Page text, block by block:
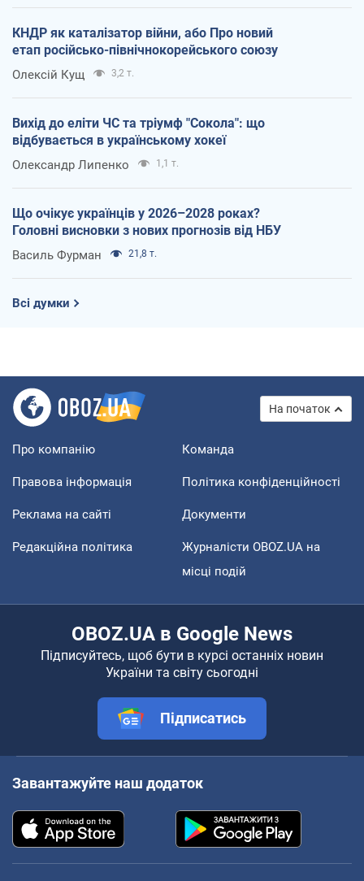
КНДР як каталізатор війни, або Про новий
етап російсько-північнокорейського союзу
Олексій Кущ 3,2 т.
Вихід до еліти ЧС та тріумф "Сокола": що
відбувається в українському хокеї
Олександр Липенко 1,1 т.
Що очікує українців у 2026–2028 роках?
Головні висновки з нових прогнозів від НБУ
Василь Фурман 21,8 т.
Всі думки
На початок
Про компанію Команда
Правова інформація Політика конфіденційності
Реклама на сайті Документи
Редакційна політика
Журналісти OBOZ.UA на
місці подій
OBOZ.UA в Google News
Підписуйтесь, щоб бути в курсі останніх новин
України та світу сьогодні
Підписатись
Завантажуйте наш додаток